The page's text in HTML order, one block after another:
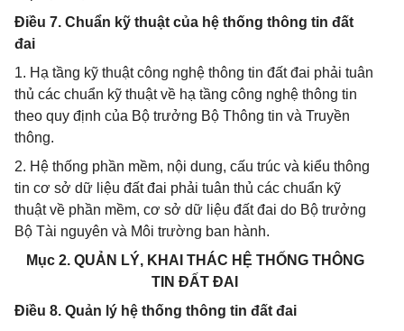
Điều 7. Chuẩn kỹ thuật của hệ thống thông tin đất
đai
1. Hạ tầng kỹ thuật công nghệ thông tin đất đai phải tuân
thủ các chuẩn kỹ thuật về hạ tầng công nghệ thông tin
theo quy định của Bộ trưởng Bộ Thông tin và Truyền
thông.
2. Hệ thống phần mềm, nội dung, cấu trúc và kiểu thông
tin cơ sở dữ liệu đất đai phải tuân thủ các chuẩn kỹ
thuật về phần mềm, cơ sở dữ liệu đất đai do Bộ trưởng
Bộ Tài nguyên và Môi trường ban hành.
Mục 2. QUẢN LÝ, KHAI THÁC HỆ THỐNG THÔNG
TIN ĐẤT ĐAI
Điều 8. Quản lý hệ thống thông tin đất đai